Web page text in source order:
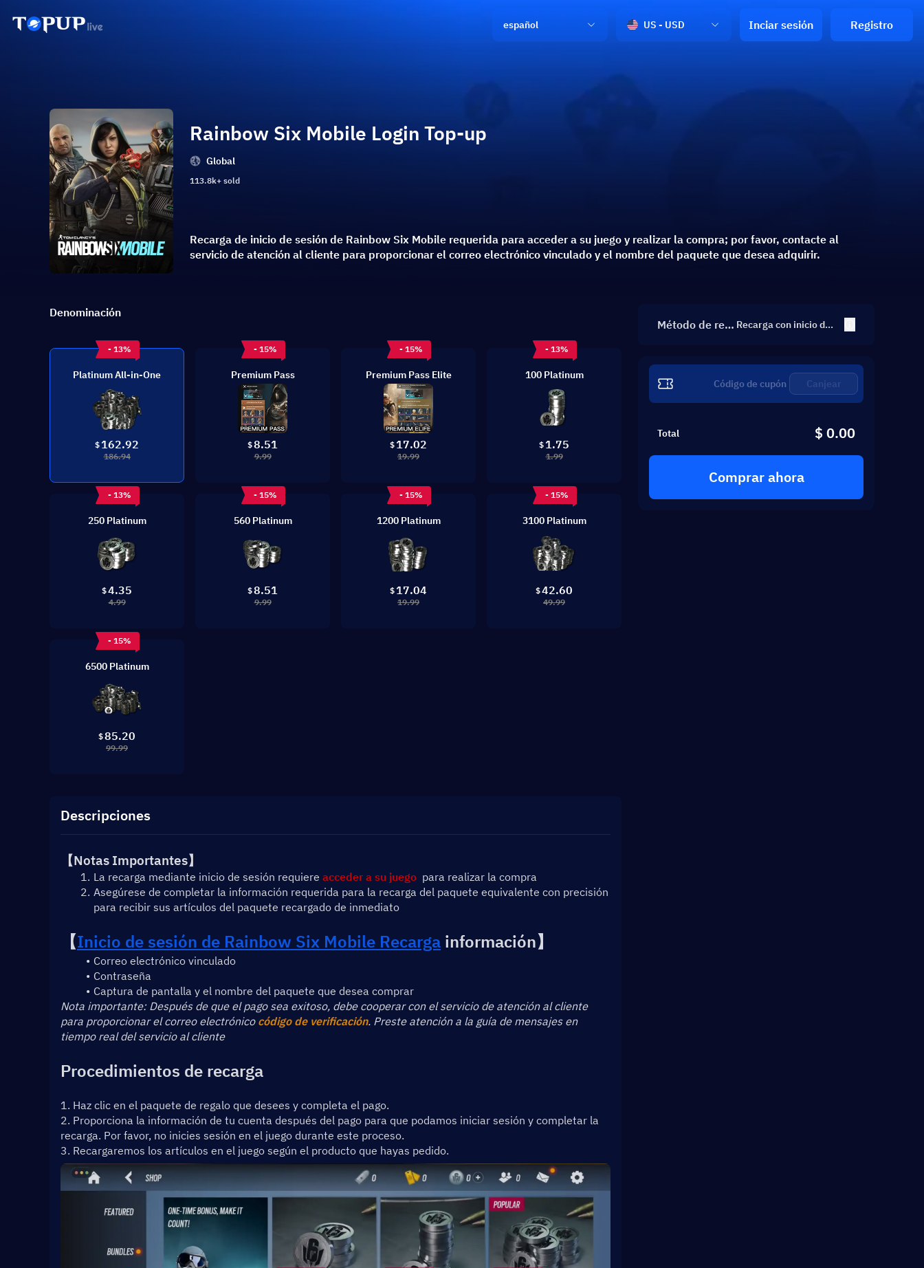
español US - USD Inciar sesión Registro
Rainbow Six Mobile Login Top-up
Global
113.8k+ sold
Recarga de inicio de sesión de Rainbow Six Mobile requerida para acceder a su juego y realizar la compra; por favor, contacte al
servicio de atención al cliente para proporcionar el correo electrónico vinculado y el nombre del paquete que desea adquirir.
Denominación
- 13%
Platinum All-in-One
$ 162.92
186.94
- 15%
Premium Pass
$8.51
9.99
- 15%
Premium Pass Elite
$ 17.02
19.99
- 13%
100 Platinum
$ 1.75
1.99
- 13%
250 Platinum
$4.35
4.99
- 15%
560 Platinum
$8.51
9.99
- 15%
1200 Platinum
$ 17.04
19.99
- 15%
3100 Platinum
$42.60
49.99
- 15%
6500 Platinum
$85.20
99.99
Descripciones
【Notas Importantes】
La recarga mediante inicio de sesión requiere acceder a su juego
  para realizar la compra
Asegúrese de completar la información requerida para la recarga del paquete equivalente con precisión
para recibir sus artículos del paquete recargado de inmediato
【Inicio de sesión de Rainbow Six Mobile Recarga información】
Correo electrónico vinculado
Contraseña
Captura de pantalla y el nombre del paquete que desea comprar
﻿Nota importante: Después de que el pago sea exitoso, debe cooperar con el servicio de atención al cliente
para proporcionar el correo electrónico código de verificación. Preste atención a la guía de mensajes en
tiempo real del servicio al cliente
Procedimientos de recarga
1. Haz clic en el paquete de regalo que desees y completa el pago.
2. Proporciona la información de tu cuenta después del pago para que podamos iniciar sesión y completar la
recarga. Por favor, no inicies sesión en el juego durante este proceso.
3. Recargaremos los artículos en el juego según el producto que hayas pedido.
Método de rec Recarga con inicio de s
Canjear
Total $ 0.00
Comprar ahora